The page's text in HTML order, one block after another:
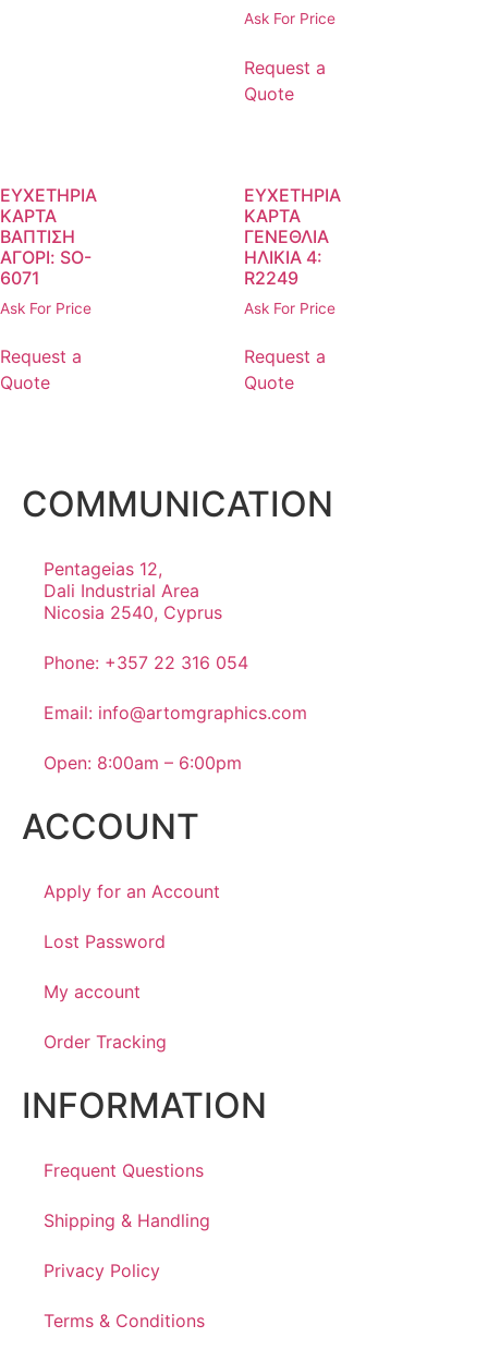
Ask For Price
Request a
Quote
ΕΥΧΕΤΗΡΙΑ
ΚΑΡΤΑ
ΒΑΠΤΙΣΗ
ΑΓΟΡΙ: SO-
6071
Ask For Price
Request a
Quote
ΕΥΧΕΤΗΡΙΑ
ΚΑΡΤΑ
ΓΕΝΕΘΛΙΑ
ΗΛΙΚΙΑ 4:
R2249
Ask For Price
Request a
Quote
COMMUNICATION
Pentageias 12,
Dali Industrial Area
Nicosia 2540, Cyprus
Phone: +357 22 316 054
Email: info@artomgraphics.com
Open: 8:00am – 6:00pm
ACCOUNT
Apply for an Account
Lost Password
My account
Order Tracking
INFORMATION
Frequent Questions
Shipping & Handling
Privacy Policy
Terms & Conditions